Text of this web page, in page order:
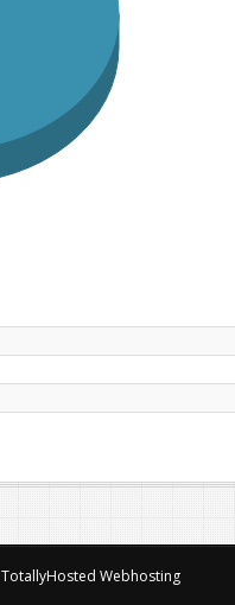
TotallyHosted Webhosting